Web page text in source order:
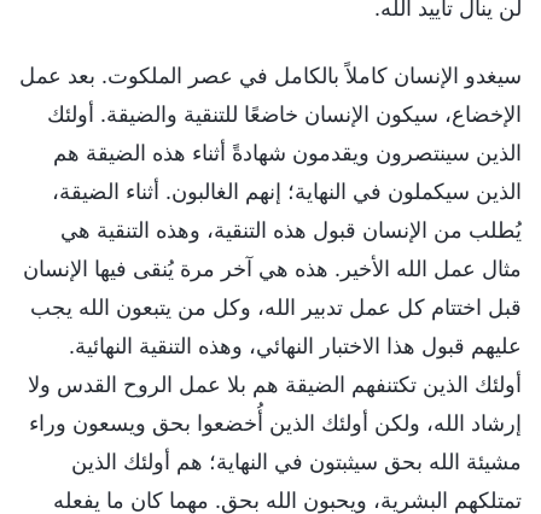
لن ينال تأييد الله.
سيغدو الإنسان كاملاً بالكامل في عصر الملكوت. بعد عمل
الإخضاع، سيكون الإنسان خاضعًا للتنقية والضيقة. أولئك
الذين سينتصرون ويقدمون شهادةً أثناء هذه الضيقة هم
الذين سيكملون في النهاية؛ إنهم الغالبون. أثناء الضيقة،
يُطلب من الإنسان قبول هذه التنقية، وهذه التنقية هي
مثال عمل الله الأخير. هذه هي آخر مرة يُنقى فيها الإنسان
قبل اختتام كل عمل تدبير الله، وكل من يتبعون الله يجب
عليهم قبول هذا الاختبار النهائي، وهذه التنقية النهائية.
أولئك الذين تكتنفهم الضيقة هم بلا عمل الروح القدس ولا
إرشاد الله، ولكن أولئك الذين أُخضعوا بحق ويسعون وراء
مشيئة الله بحق سيثبتون في النهاية؛ هم أولئك الذين
تمتلكهم البشرية، ويحبون الله بحق. مهما كان ما يفعله